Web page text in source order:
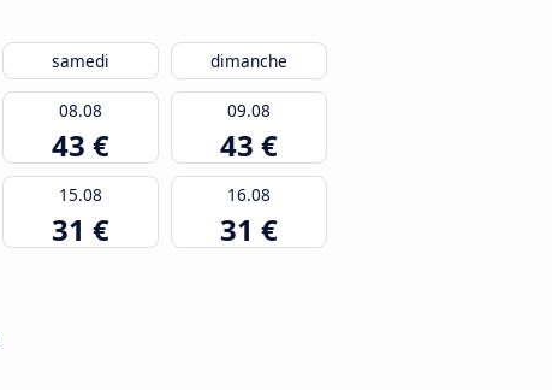
samedi dimanche
08.08
43 €
09.08
43 €
15.08
31 €
16.08
31 €